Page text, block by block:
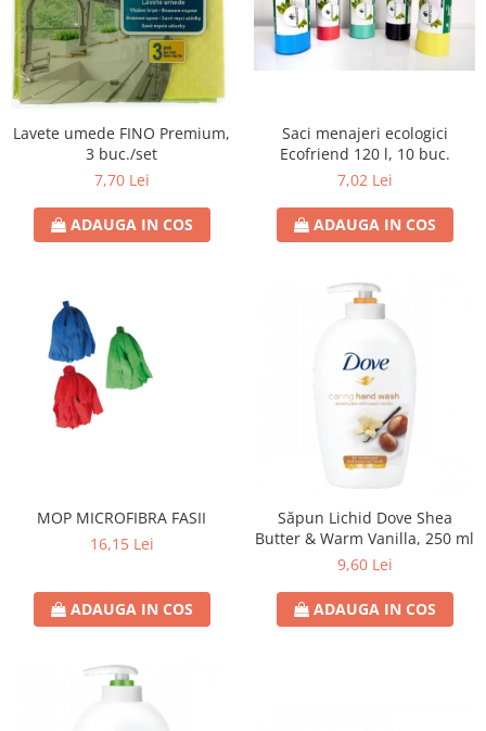
Lavete umede FINO Premium,
3 buc./set
7,70 Lei
ADAUGA IN COS
Saci menajeri ecologici
Ecofriend 120 l, 10 buc.
7,02 Lei
ADAUGA IN COS
MOP MICROFIBRA FASII
16,15 Lei
ADAUGA IN COS
Săpun Lichid Dove Shea
Butter & Warm Vanilla, 250 ml
9,60 Lei
ADAUGA IN COS